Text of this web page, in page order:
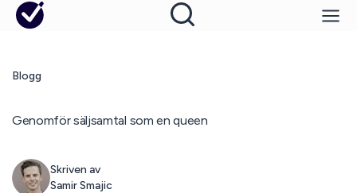
Blogg
Genomför säljsamtal som en queen
Skriven av
Samir Smajic